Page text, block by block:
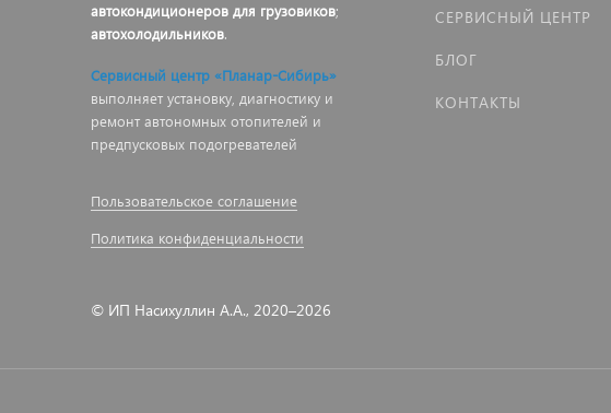
автокондиционеров для грузовиков;
автохолодильников.
Сервисный центр «Планар-Сибирь»
выполняет установку, диагностику и
ремонт автономных отопителей и
предпусковых подогревателей
Пользовательское соглашение
Политика конфиденциальности
© ИП Насихуллин А.А., 2020–2026
СЕРВИСНЫЙ ЦЕНТР
БЛОГ
КОНТАКТЫ